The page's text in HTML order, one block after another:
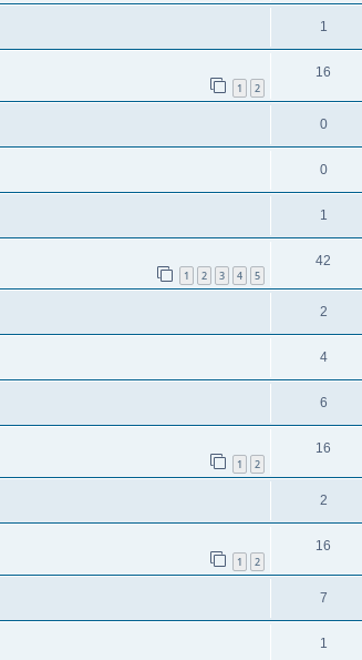
1
1 2
16
0
0
1
1 2 3 4 5
42
2
4
6
1 2
16
2
1 2
16
7
1